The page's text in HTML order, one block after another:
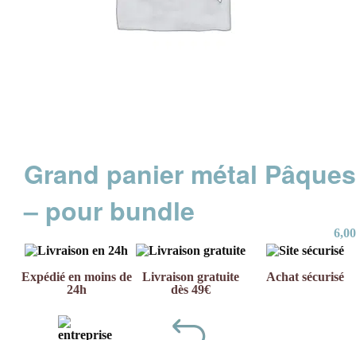
Grand panier métal Pâques
– pour bundle
6,00
Expédié en moins de
24h
Livraison gratuite
dès 49€
Achat sécurisé